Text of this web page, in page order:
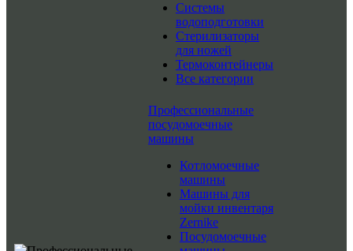
Системы
водоподготовки
Стерилизаторы
для ножей
Термоконтейнеры
Все категории
Профессиональные
посудомоечные
машины
Котломоечные
машины
Машины для
мойки инвентаря
Zernike
Посудомоечные